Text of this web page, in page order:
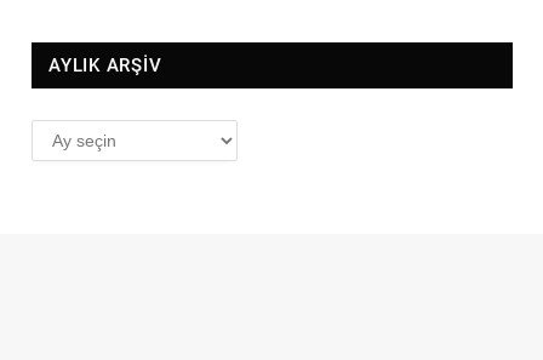
AYLIK ARŞİV
AYLIK
ARŞİV